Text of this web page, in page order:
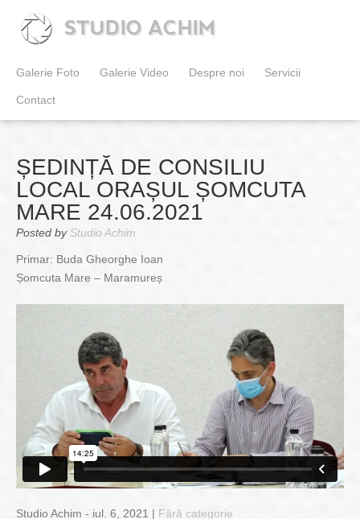
STUDIO ACHIM
Galerie Foto Galerie Video Despre noi Servicii
Contact
ȘEDINȚĂ DE CONSILIU
LOCAL ORAȘUL ȘOMCUTA
MARE 24.06.2021
Posted by Studio Achim
Primar: Buda Gheorghe Ioan
Șomcuta Mare – Maramureș
Studio Achim - iul. 6, 2021 | Fără categorie